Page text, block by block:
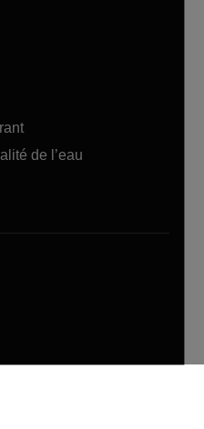
de l’eau